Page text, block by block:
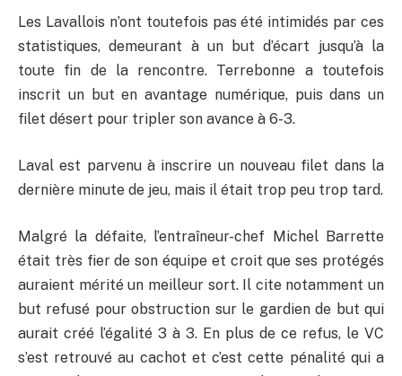
Les Lavallois n’ont toutefois pas été intimidés par ces
statistiques, demeurant à un but d’écart jusqu’à la
toute fin de la rencontre. Terrebonne a toutefois
inscrit un but en avantage numérique, puis dans un
filet désert pour tripler son avance à 6-3.
Laval est parvenu à inscrire un nouveau filet dans la
dernière minute de jeu, mais il était trop peu trop tard.
Malgré la défaite, l’entraîneur-chef Michel Barrette
était très fier de son équipe et croit que ses protégés
auraient mérité un meilleur sort. Il cite notamment un
but refusé pour obstruction sur le gardien de but qui
aurait créé l’égalité 3 à 3. En plus de ce refus, le VC
s’est retrouvé au cachot et c’est cette pénalité qui a